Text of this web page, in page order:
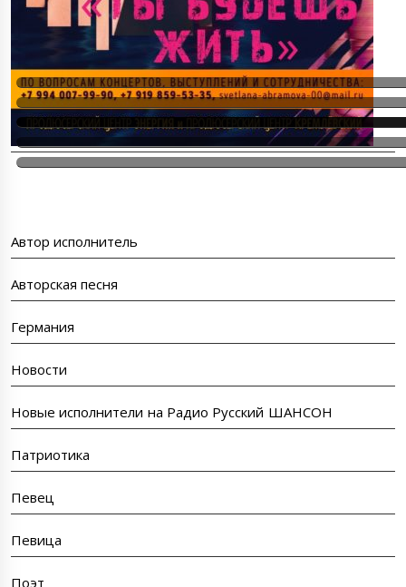
Автор исполнитель
Авторская песня
Германия
Новости
Новые исполнители на Радио Русский ШАНСОН
Патриотика
Певец
Певица
Поэт